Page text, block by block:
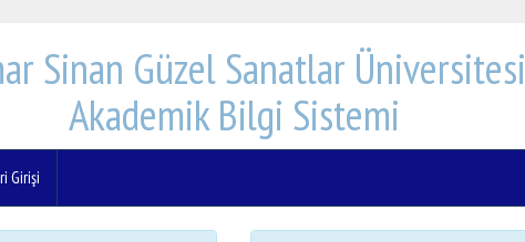
Sinan Güzel Sanatlar Üniversitesi
Akademik Bilgi Sistemi
Girişi